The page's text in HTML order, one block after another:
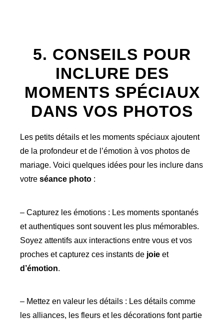
5. CONSEILS POUR
INCLURE DES
MOMENTS SPÉCIAUX
DANS VOS PHOTOS
Les petits détails et les moments spéciaux ajoutent
de la profondeur et de l’émotion à vos photos de
mariage. Voici quelques idées pour les inclure dans
votreséance photo :
– Capturez les émotions : Les moments spontanés
et authentiques sont souvent les plus mémorables.
Soyez attentifs aux interactions entre vous et vos
proches et capturez ces instants de joie et
d’émotion.
– Mettez en valeur les détails : Les détails comme
les alliances, les fleurs et les décorations font partie